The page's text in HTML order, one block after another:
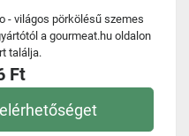
- világos pörkölésű szemes
a gourmeat.hu oldalon
találja.
Ft